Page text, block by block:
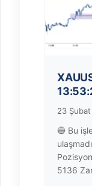
23
🔵 Bu
5136